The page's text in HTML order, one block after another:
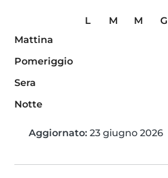
L M M G
Mattina
Pomeriggio
Sera
Notte
Aggiornato: 23 giugno 2026